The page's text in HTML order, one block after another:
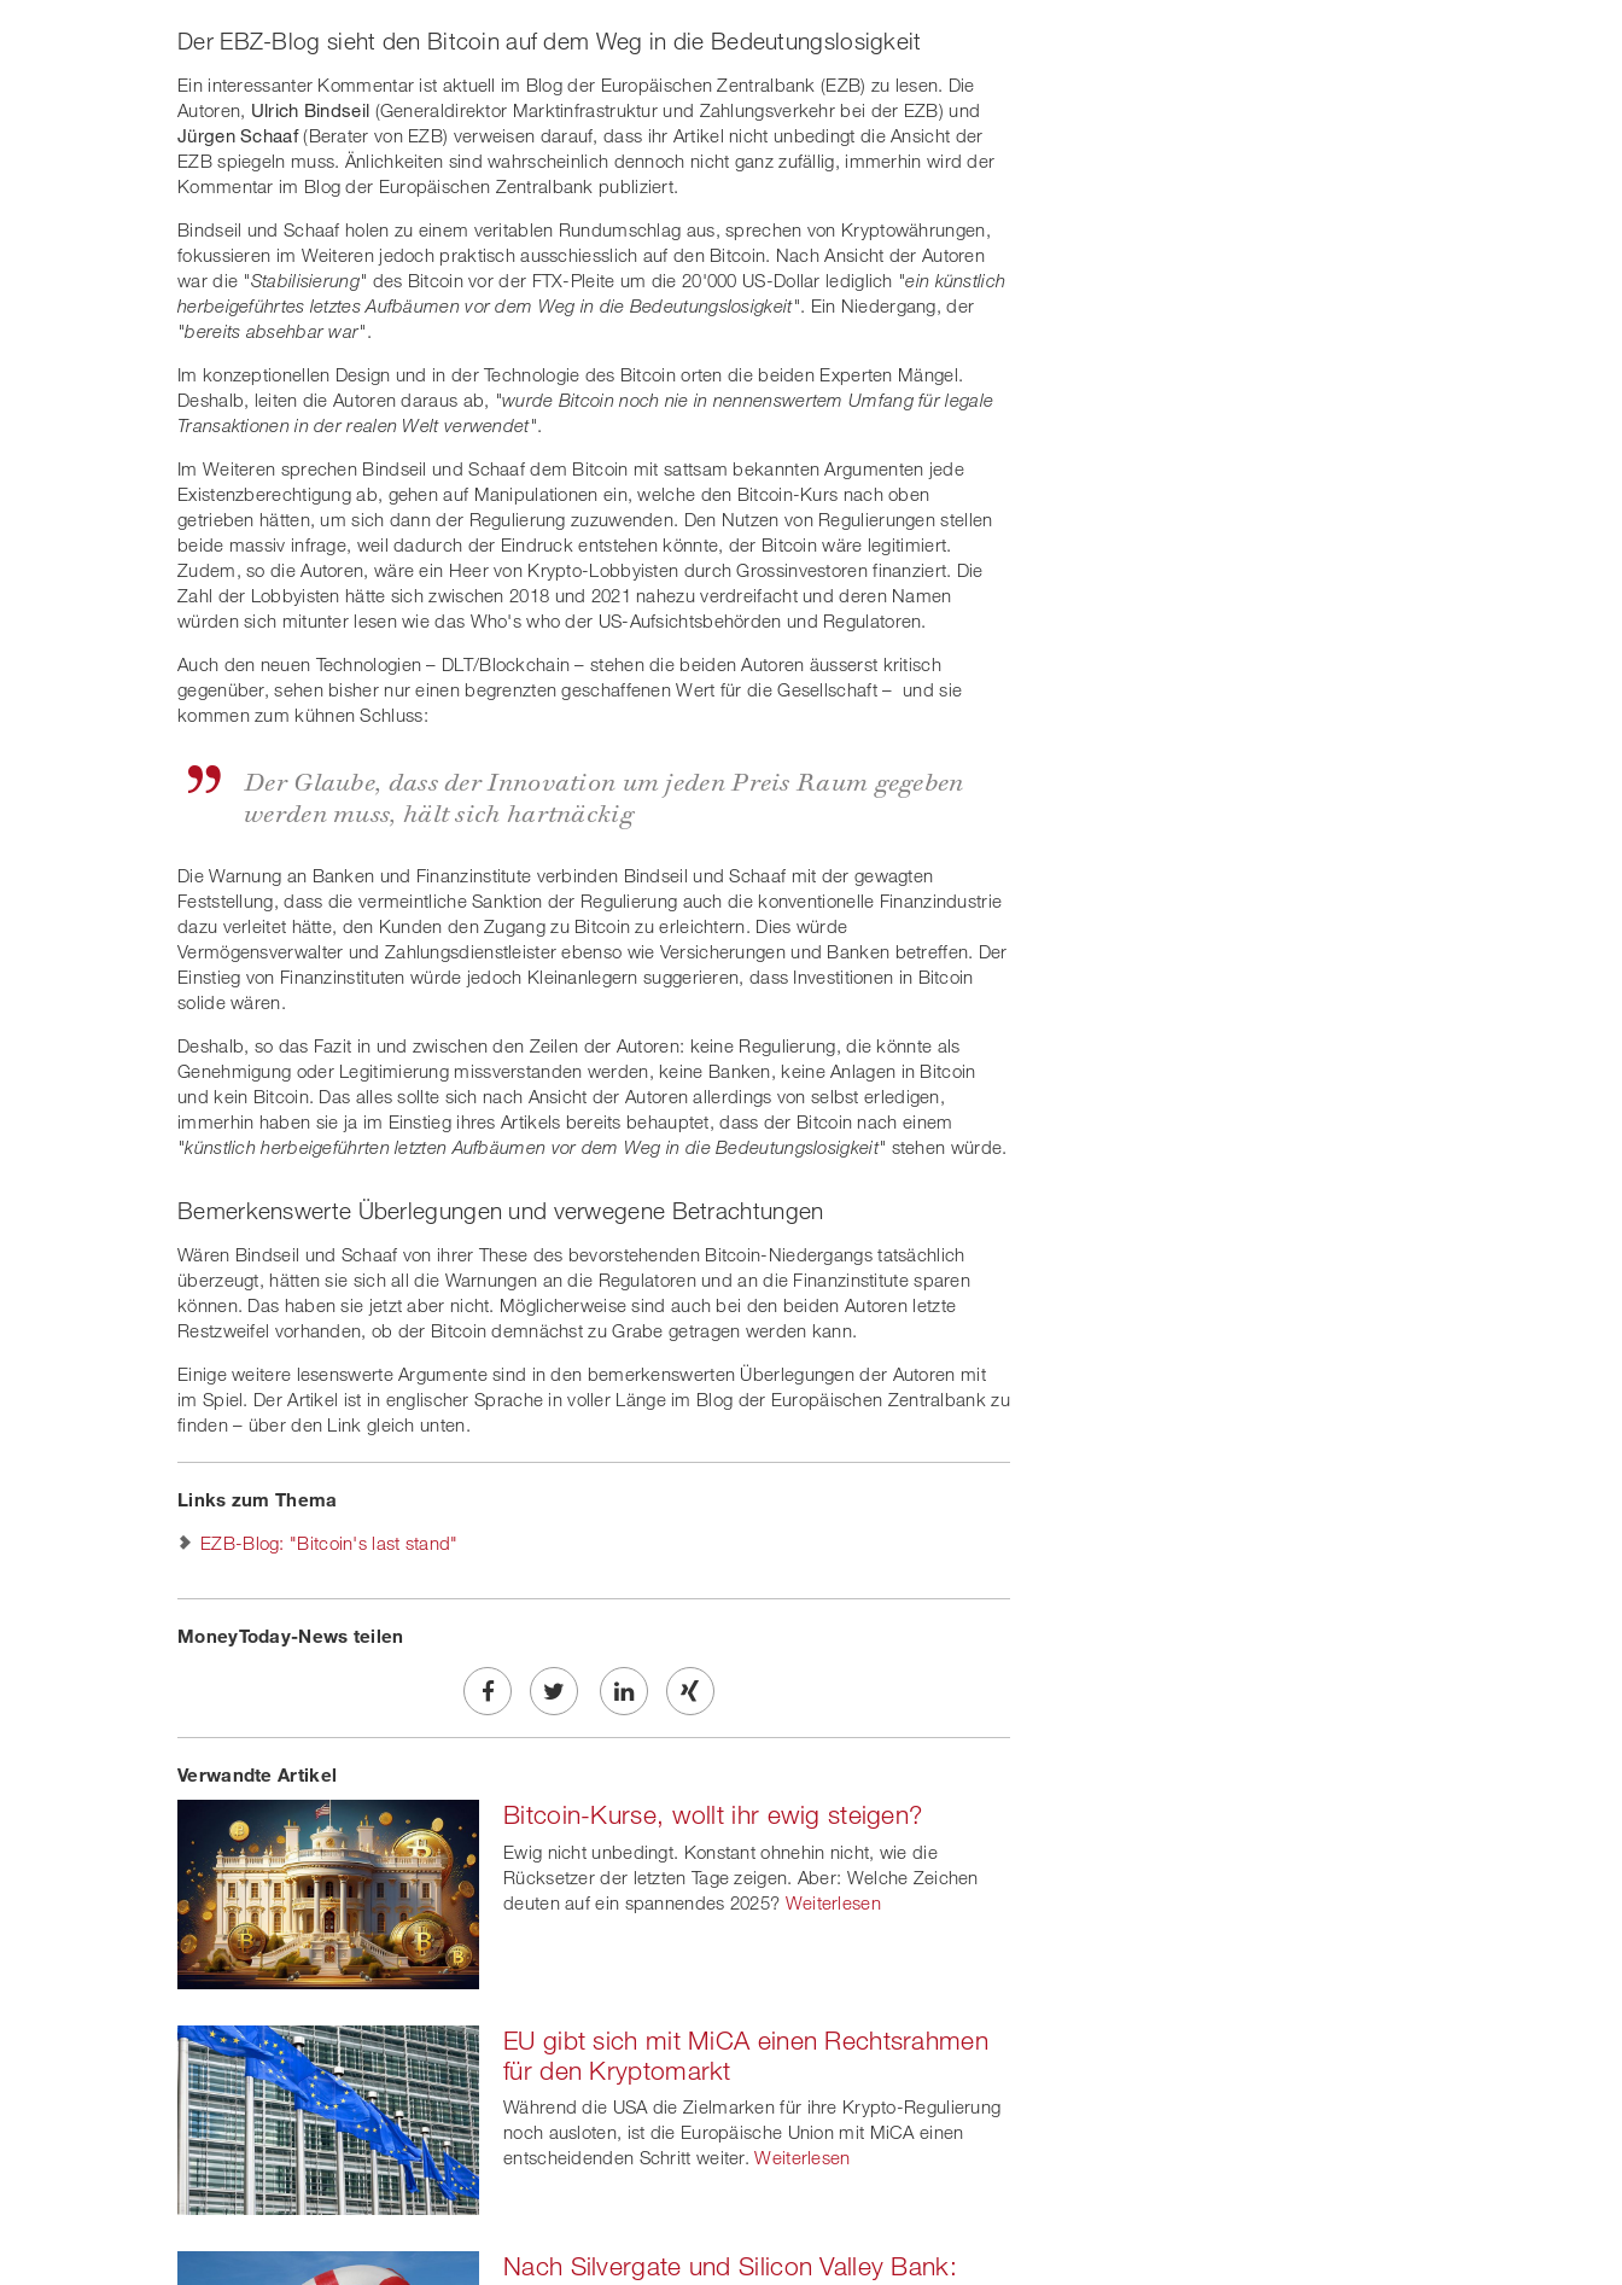
Der EBZ-Blog sieht den Bitcoin auf dem Weg in die Bedeutungslosigkeit
Ein interessanter Kommentar ist aktuell im Blog der Europäischen Zentralbank (EZB) zu lesen. Die
Autoren, Ulrich Bindseil (Generaldirektor Marktinfrastruktur und Zahlungsverkehr bei der EZB) und
Jürgen Schaaf(Berater von EZB) verweisen darauf, dass ihr Artikel nicht unbedingt die Ansicht der
EZB spiegeln muss. Änlichkeiten sind wahrscheinlich dennoch nicht ganz zufällig, immerhin wird der
Kommentar im Blog der Europäischen Zentralbank publiziert.
Bindseil und Schaaf holen zu einem veritablen Rundumschlag aus, sprechen von Kryptowährungen,
fokussieren im Weiteren jedoch praktisch ausschiesslich auf den Bitcoin. Nach Ansicht der Autoren
war die "Stabilisierung" des Bitcoin vor der FTX-Pleite um die 20'000 US-Dollar lediglich "ein künstlich
herbeigeführtes letztes Aufbäumen vor dem Weg in die Bedeutungslosigkeit". Ein Niedergang, der
"bereits absehbar war".
Im konzeptionellen Design und in der Technologie des Bitcoin orten die beiden Experten Mängel.
Deshalb, leiten die Autoren daraus ab, "wurde Bitcoin noch nie in nennenswertem Umfang für legale
Transaktionen in der realen Welt verwendet".
Im Weiteren sprechen Bindseil und Schaaf dem Bitcoin mit sattsam bekannten Argumenten jede
Existenzberechtigung ab, gehen auf Manipulationen ein, welche den Bitcoin-Kurs nach oben
getrieben hätten, um sich dann der Regulierung zuzuwenden. Den Nutzen von Regulierungen stellen
beide massiv infrage, weil dadurch der Eindruck entstehen könnte, der Bitcoin wäre legitimiert.
Zudem, so die Autoren, wäre ein Heer von Krypto-Lobbyisten durch Grossinvestoren finanziert. Die
Zahl der Lobbyisten hätte sich zwischen 2018 und 2021 nahezu verdreifacht und deren Namen
würden sich mitunter lesen wie das Who's who der US-Aufsichtsbehörden und Regulatoren.
Auch den neuen Technologien – DLT/Blockchain – stehen die beiden Autoren äusserst kritisch
gegenüber, sehen bisher nur einen begrenzten geschaffenen Wert für die Gesellschaft – und sie
kommen zum kühnen Schluss:
Der Glaube, dass der Innovation um jeden Preis Raum gegeben
werden muss, hält sich hartnäckig
Die Warnung an Banken und Finanzinstitute verbinden Bindseil und Schaaf mit der gewagten
Feststellung, dass die vermeintliche Sanktion der Regulierung auch die konventionelle Finanzindustrie
dazu verleitet hätte, den Kunden den Zugang zu Bitcoin zu erleichtern. Dies würde
Vermögensverwalter und Zahlungsdienstleister ebenso wie Versicherungen und Banken betreffen. Der
Einstieg von Finanzinstituten würde jedoch Kleinanlegern suggerieren, dass Investitionen in Bitcoin
solide wären.
Deshalb, so das Fazit in und zwischen den Zeilen der Autoren: keine Regulierung, die könnte als
Genehmigung oder Legitimierung missverstanden werden, keine Banken, keine Anlagen in Bitcoin
und kein Bitcoin. Das alles sollte sich nach Ansicht der Autoren allerdings von selbst erledigen,
immerhin haben sie ja im Einstieg ihres Artikels bereits behauptet, dass der Bitcoin nach einem
"künstlich herbeigeführten letzten Aufbäumen vor dem Weg in die Bedeutungslosigkeit" stehen würde.
Bemerkenswerte Überlegungen und verwegene Betrachtungen
Wären Bindseil und Schaaf von ihrer These des bevorstehenden Bitcoin-Niedergangs tatsächlich
überzeugt, hätten sie sich all die Warnungen an die Regulatoren und an die Finanzinstitute sparen
können. Das haben sie jetzt aber nicht. Möglicherweise sind auch bei den beiden Autoren letzte
Restzweifel vorhanden, ob der Bitcoin demnächst zu Grabe getragen werden kann.
Einige weitere lesenswerte Argumente sind in den bemerkenswerten Überlegungen der Autoren mit
im Spiel. Der Artikel ist in englischer Sprache in voller Länge im Blog der Europäischen Zentralbank zu
finden – über den Link gleich unten.
Links zum Thema
EZB-Blog: "Bitcoin's last stand"
MoneyToday-News teilen
Share
Facebook
Twe
on
twitt
Share
linkedin
Share
Xing
Verwandte Artikel
Bitcoin-Kurse, wollt ihr ewig steigen?
Ewig nicht unbedingt. Konstant ohnehin nicht, wie die
Rücksetzer der letzten Tage zeigen. Aber: Welche Zeichen
deuten auf ein spannendes 2025? Weiterlesen
EU gibt sich mit MiCA einen Rechtsrahmen
für den Kryptomarkt
Während die USA die Zielmarken für ihre Krypto-Regulierung
noch ausloten, ist die Europäische Union mit MiCA einen
entscheidenden Schritt weiter. Weiterlesen
Nach Silvergate und Silicon Valley Bank: